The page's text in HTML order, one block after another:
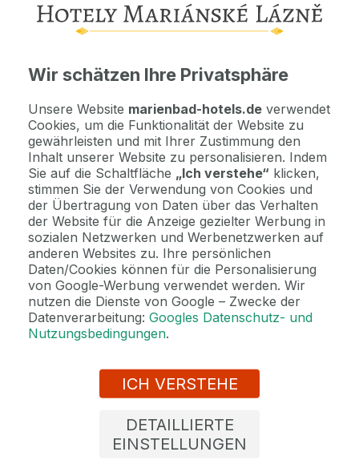
Kontaktdaten. Unterkunftsbedingungen und andere...
Als Geschenk kaufen
Machen Sie Freude mit einem Geschenkvoucher
Jetzt bezahlen Sie gar nichts.
Die Zahlungsmodalitäten erhalten Sie zusammen mit dem Angebot
per E-Mail.
2 Gründe, bei uns zu buchen
Bonus zur Buchung
Genießen Sie Marienbad in vollen Zügen mit unseren exklusiven
Bonusen zu jeder Reservierung!
Auswahl? Lassen Sie sich von uns
Hinterlassen Sie Ihre Telefonnummer – wir rufen
Wir schätzen Ihre Privatsphäre
Unsere Website marienbad-hotels.de verwendet
Cookies, um die Funktionalität der Website zu
gewährleisten und mit Ihrer Zustimmung den
Inhalt unserer Website zu personalisieren. Indem
Sie auf die Schaltfläche „Ich verstehe“ klicken,
stimmen Sie der Verwendung von Cookies und
der Übertragung von Daten über das Verhalten
der Website für die Anzeige gezielter Werbung in
sozialen Netzwerken und Werbenetzwerken auf
anderen Websites zu. Ihre persönlichen
Daten/Cookies können für die Personalisierung
von Google-Werbung verwendet werden. Wir
nutzen die Dienste von Google – Zwecke der
Datenverarbeitung: Googles Datenschutz- und
Nutzungsbedingungen.
DETAILLIERTE
EINSTELLUNGEN
ICH VERSTEHE